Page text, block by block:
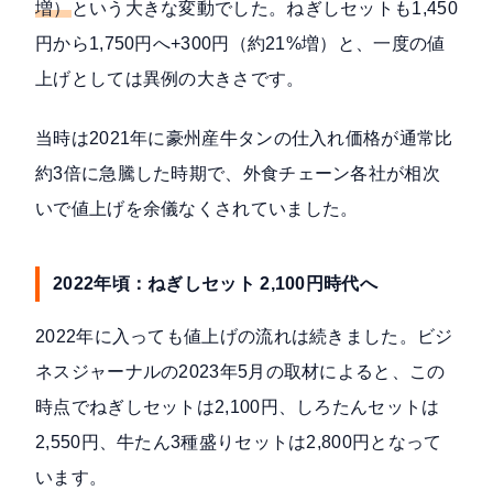
増）という大きな変動でした。ねぎしセットも1,450
円から1,750円へ+300円（約21%増）と、一度の値
上げとしては異例の大きさです。
当時は2021年に豪州産牛タンの仕入れ価格が通常比
約3倍に急騰した時期で、外食チェーン各社が相次
いで値上げを余儀なくされていました。
2022年頃：ねぎしセット 2,100円時代へ
2022年に入っても値上げの流れは続きました。ビジ
ネスジャーナルの2023年5月の取材によると、この
時点でねぎしセットは2,100円、しろたんセットは
2,550円、牛たん3種盛りセットは2,800円となって
います。